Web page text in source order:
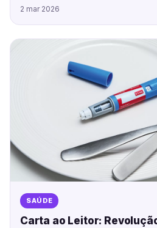
2 mar 2026
SAÚDE
Carta ao Leitor: